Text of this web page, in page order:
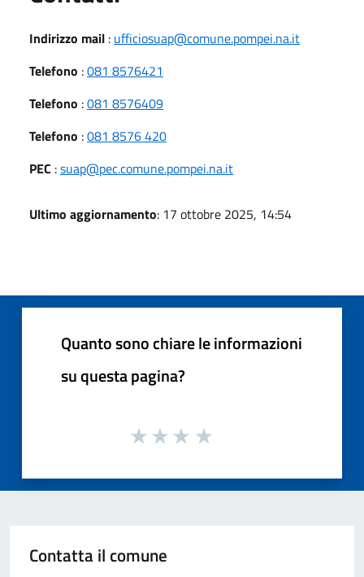
Indirizzo mail : ufficiosuap@comune.pompei.na.it
Telefono :081 8576421
Telefono :081 8576409
Telefono :081 8576 420
PEC :suap@pec.comune.pompei.na.it
Ultimo aggiornamento: 17 ottobre 2025, 14:54
Quanto sono chiare le informazioni
su questa pagina?
Contatta il comune